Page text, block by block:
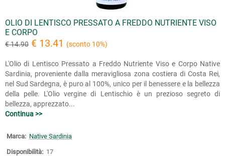
OLIO DI LENTISCO PRESSATO A FREDDO NUTRIENTE VISO
E CORPO
€ 14.90 € 13.41 (sconto 10%)
L'Olio di Lentisco Pressato a Freddo Nutriente Viso e Corpo Native
Sardinia, proveniente dalla meravigliosa zona costiera di Costa Rei,
nel Sud Sardegna, è puro al 100%, unico per il benessere e la bellezza
della pelle. L'Olio vergine di Lentischio è un prezioso segreto di
bellezza, apprezzato...
Continua >>
Marca: Native Sardinia
Disponibilità: 17